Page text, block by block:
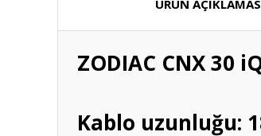
ÜRÜN
ZODIAC CNX 30
Kablo uzunluğu: